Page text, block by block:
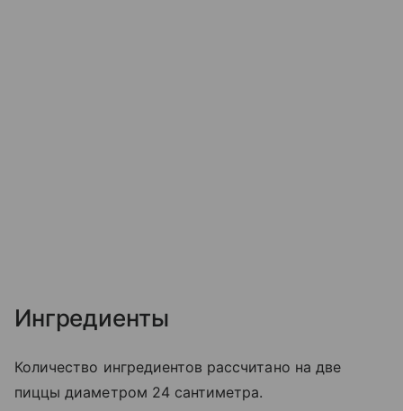
Ингредиенты
Количество ингредиентов рассчитано на две
пиццы диаметром 24 сантиметра.